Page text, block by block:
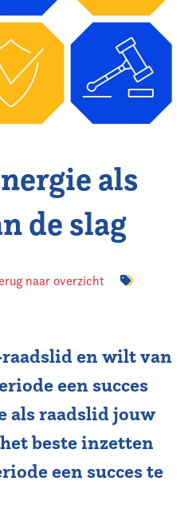
als
de slag
naar overzicht
en wilt van
een succes
als raadslid jouw
beste inzetten
een succes te